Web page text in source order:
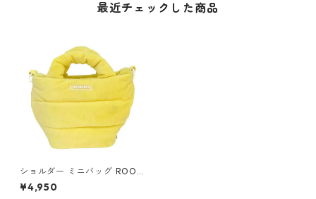
最近チェックした商品
ショルダー ミニバッグ ROOT
OTE babyroo 3688 ルートー
ト FE.べビールー.フラッフィ
¥4,950